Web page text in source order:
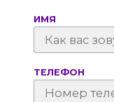
ИМЯ
ТЕЛЕФОН